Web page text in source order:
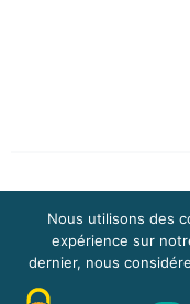
Nous utilisons des
expérience sur
dernier, nous